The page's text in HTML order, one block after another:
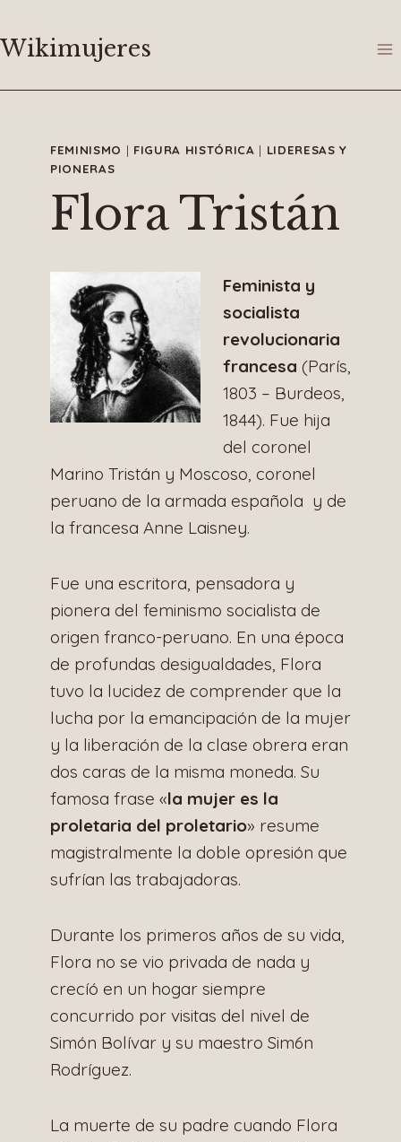
al
Wikimujeres
FEMINISMO | FIGURA HISTÓRICA | LIDERESAS Y
PIONERAS
Flora Tristán
Feminista y
socialista
revolucionaria
francesa (París,
1803 – Burdeos,
1844). Fue hija
del coronel
Marino Tristán y Moscoso, coronel
peruano de la armada española y de
la francesa Anne Laisney.
Fue una escritora, pensadora y
pionera del feminismo socialista de
origen franco-peruano. En una época
de profundas desigualdades, Flora
tuvo la lucidez de comprender que la
lucha por la emancipación de la mujer
y la liberación de la clase obrera eran
dos caras de la misma moneda. Su
famosa frase «la mujer es la
proletaria del proletario» resume
magistralmente la doble opresión que
sufrían las trabajadoras.
Durante los primeros años de su vida,
Flora no se vio privada de nada y
crecíó en un hogar siempre
concurrido por visitas del nivel de
Simón Bolívar y su maestro Sim6n
Rodríguez.
La muerte de su padre cuando Flora